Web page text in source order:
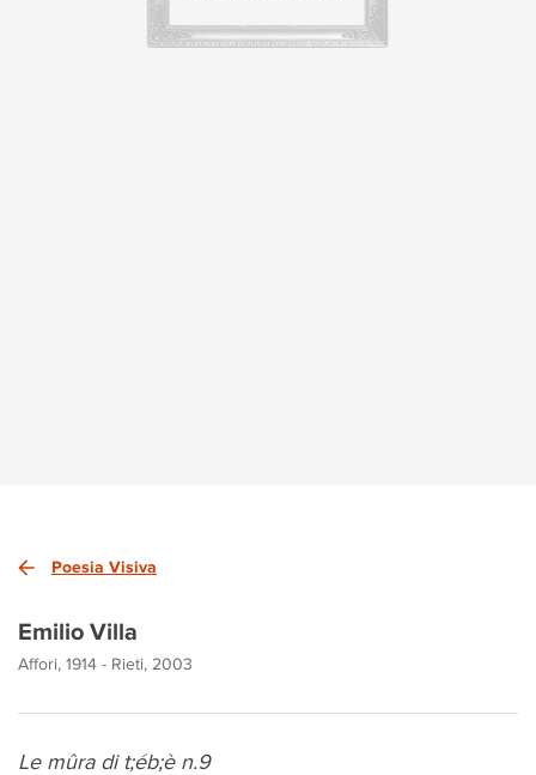
Poesia Visiva
Emilio Villa
Affori, 1914 - Rieti, 2003
Le mûra di t;éb;è n.9